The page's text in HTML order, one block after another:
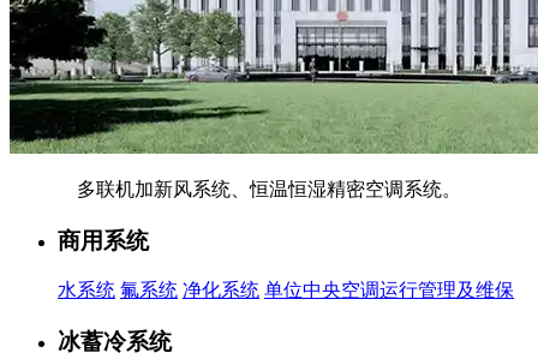
多联机加新风系统、恒温恒湿精密空调系统。
商用系统
水系统 氟系统 净化系统 单位中央空调运行管理及维保
冰蓄冷系统